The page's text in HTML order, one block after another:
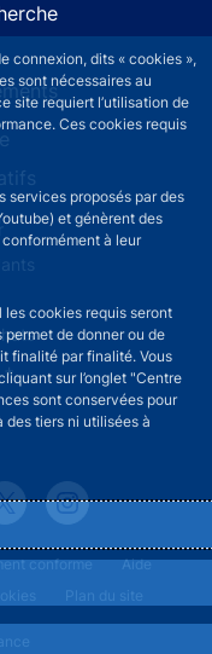
connexion, dits « cookies »,
sont nécessaires au
site requiert l’utilisation de
Ces cookies requis
services proposés par des
et génèrent des
à leur
cookies requis seront
de donner ou de
finalité par finalité. Vous
sur l’onglet "Centre
sont conservées pour
des tiers ni utilisées à
conforme
Aide
Plan du site